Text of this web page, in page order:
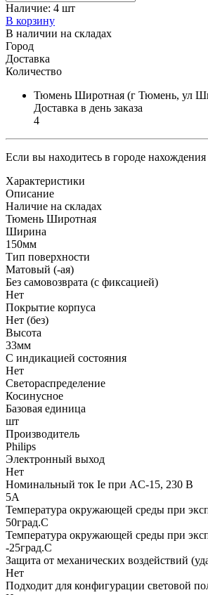
Наличие: 4 шт
В корзину
В наличии на складах
Город
Доставка
Количество
Тюмень Широтная (г Тюмень, ул
Доставка в день заказа
4
Если вы находитесь в городе
Характеристики
Описание
Наличие на складах
Тюмень Широтная
Ширина
150мм
Тип поверхности
Матовый (-ая)
Без самовозврата (с фиксацией)
Нет
Покрытие корпуса
Нет (без)
Высота
33мм
С индикацией состояния
Нет
Светораспределение
Косинусное
Базовая единица
шт
Производитель
Philips
Электронный выход
Нет
Номинальный ток Ie при AC-15, 230 В
5А
Температура окружающей среды при
50град.C
Температура окружающей среды при
-25град.C
Защита от механических воздействий
Нет
Подходит для конфигурации световой